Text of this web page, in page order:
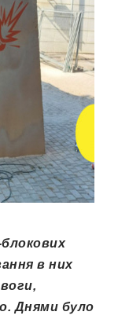
в них
Днями було